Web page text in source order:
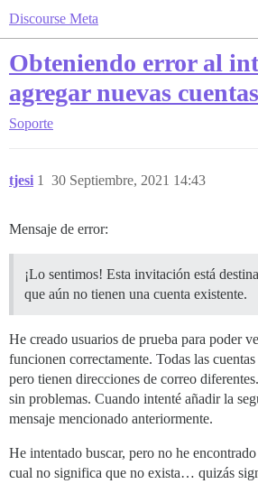
Discourse Meta
Obteniendo error al
agregar nuevas cuentas
Soporte
tjesi 30 Septiembre, 2021 14:43
1
Mensaje de error:
¡Lo sentimos! Esta invitación está
que aún no tienen una cuenta existente.
He creado usuarios de prueba para poder
funcionen correctamente. Todas las
pero tienen direcciones de correo
sin problemas. Cuando intenté añadir la
mensaje mencionado anteriormente.
He intentado buscar, pero no he
cual no significa que no exista… quizás